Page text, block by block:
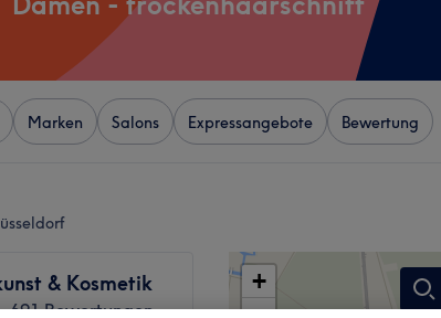
Marken Salons Expressangebote Bewertung
& Kosmetik
691 Bewertungen
+